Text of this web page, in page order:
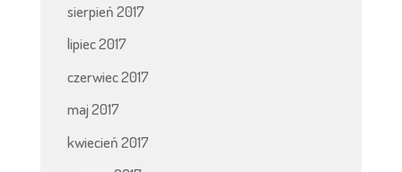
sierpień 2017
lipiec 2017
czerwiec 2017
maj 2017
kwiecień 2017